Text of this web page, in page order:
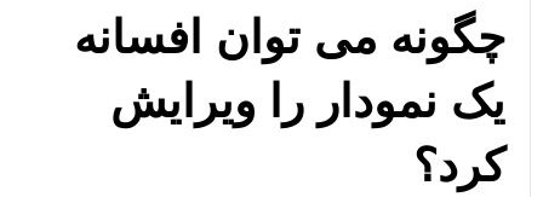
چگونه می توان افسانه
یک نمودار را ویرایش
کرد؟